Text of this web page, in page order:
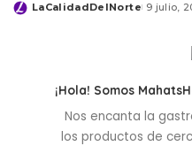
Posted
LaCalidadDelNorte 9 julio,
¡Hola! Somos
Nos encanta la
los productos de